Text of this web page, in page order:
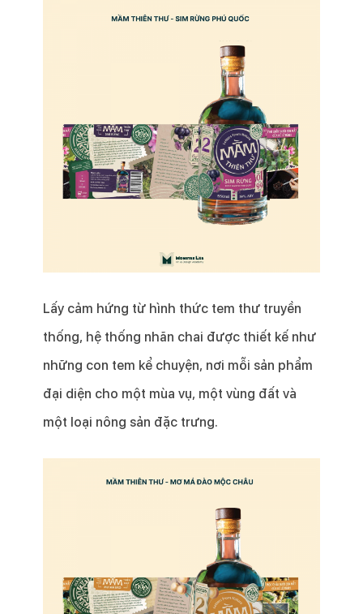
Lấy cảm hứng từ hình thức tem thư truyền
thống, hệ thống nhãn chai được thiết kế như
những con tem kể chuyện, nơi mỗi sản phẩm
đại diện cho một mùa vụ, một vùng đất và
một loại nông sản đặc trưng.